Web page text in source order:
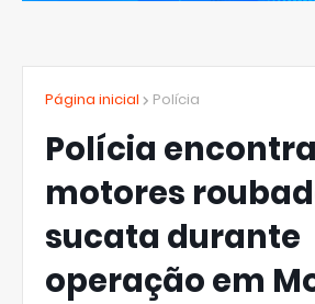
Página inicial Polícia
Polícia encontra
motores
sucata durante
operação em